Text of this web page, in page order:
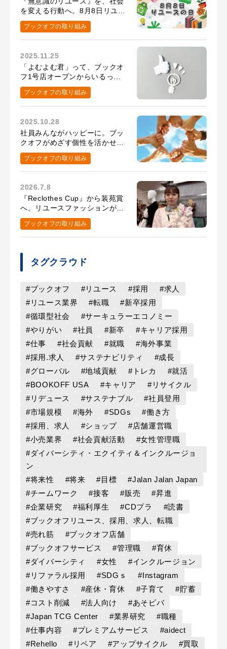
を変える行動へ。8月8日リユー
スの日の取り組み
ブックオフの取り組み
2025.11.25
「よむよむ君」って、ブックオ
フ1号店オープンからいるって
知ってた？
ブックオフの取り組み
2025.10.28
社員みんながハッピーに。ブッ
クオフがめざす個性を活かせる
環境
ブックオフの取り組み
2026.7.8
『Reclothes Cup』から装苑賞
へ。リユースファッションがつ
ないだ、髙橋百花さんの挑戦
ブックオフの取り組み
タグクラウド
#ブックオフ #リユース #採用
#求人
#リユース業界
#転職
#新卒採用
#循環型社会
#サーキュラーエコノミー
#やりがい
#社員 #新卒
#キャリア採用
#仕事
#社会貢献 #就職
#海外事業
#採用.求人
#サステナビリティ
#成長
#グローバル
#地域貢献 #トレカ
#就活
#BOOKOFF USA
#キャリア
#リサイクル
#リデュース
#サステナブル
#社員登用
#市場規模
#海外 #SDGs
#働き方
#採用、求人
#ショップ
#店舗運営職
#小売業界
#社会貢献活動
#女性管理職
#ダイバーシティ・エクイティ＆インクルージョ
ン
#将来性
#将来 #目標
#Jalan Jalan Japan
#チームワーク
#接客 #販売
#昇進
#企業研究
#福利厚生 #CDプラ
#読書
#ブックオフリユース、採用、求人、転職
#売れ筋
#ブックオフ店舗
#ブックオフサービス
#管理職
#育休
#ダイバーシティ
#女性
#インクルージョン
#リファラル採用
#SDGｓ
#Instagram
#働きやすさ
#産休・育休 #子育て
#貯蓄
#コスト削減
#法人向け
#あそビバ
#Japan TCG Center
#業界研究
#職種
#仕事内容
#プレミアムサービス
#aidect
#Rehello
#リペア #アップサイクル
#買取